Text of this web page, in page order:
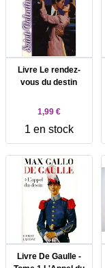
Livre Le rendez-
vous du destin
1,99 €
1 en stock
Livre De Gaulle -